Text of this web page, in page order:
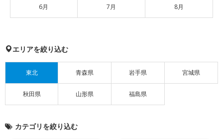
6月 7月 8月
エリアを絞り込む
東北 青森県 岩手県 宮城県
秋田県 山形県 福島県
カテゴリを絞り込む